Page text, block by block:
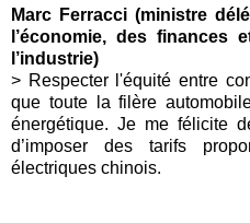
Marc Ferracci (ministre
l’économie, des finances
l’industrie)
> Respecter l'équité entre
que toute la filère
énergétique. Je me félicite
d’imposer des tarifs
électriques chinois.